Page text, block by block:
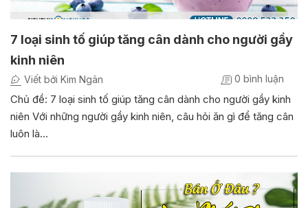
7 loại sinh tố giúp tăng cân dành cho người gầy
kinh niên
Viết bởi Kim Ngân 0 bình luận
Chủ đề: 7 loại sinh tố giúp tăng cân dành cho người gầy kinh
niên Với những người gầy kinh niên, câu hỏi ăn gì để tăng cân
luôn là…